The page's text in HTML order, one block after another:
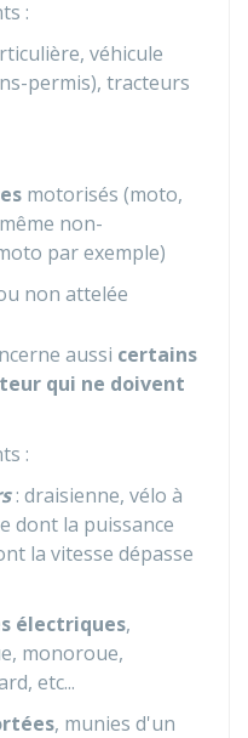
:
véhicule
permis), tracteurs
motorisés (moto,
non-
par exemple)
non attelée
aussi certains
qui ne doivent
:
: draisienne, vélo à
dont la puissance
la vitesse dépasse
électriques,
monoroue,
etc...
, munies d'un